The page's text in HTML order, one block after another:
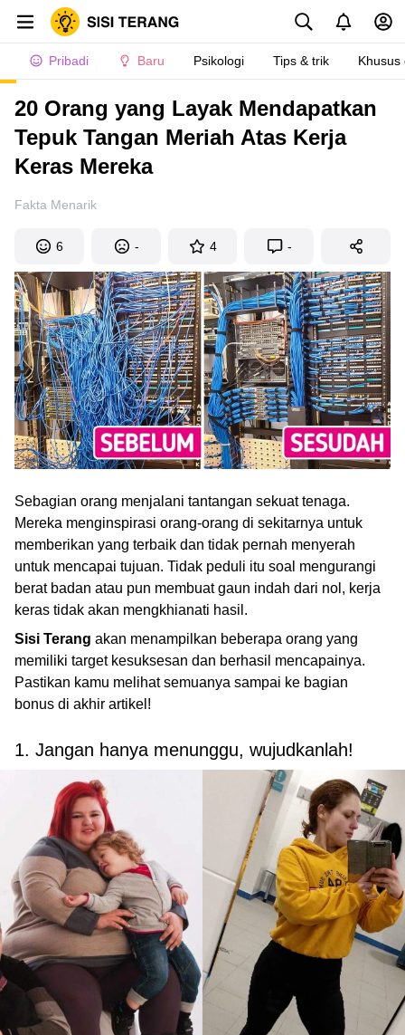
Pribadi Baru Psikologi Tips & trik Khusus
20 Orang yang Layak Mendapatkan
Tepuk Tangan Meriah Atas Kerja
Keras Mereka
Fakta Menarik
6 - 4 -
Sebagian orang menjalani tantangan sekuat tenaga.
Mereka menginspirasi orang-orang di sekitarnya untuk
memberikan yang terbaik dan tidak pernah menyerah
untuk mencapai tujuan. Tidak peduli itu soal mengurangi
berat badan atau pun membuat gaun indah dari nol, kerja
keras tidak akan mengkhianati hasil.
Sisi Terang akan menampilkan beberapa orang yang
memiliki target kesuksesan dan berhasil mencapainya.
Pastikan kamu melihat semuanya sampai ke bagian
bonus di akhir artikel!
1. Jangan hanya menunggu, wujudkanlah!